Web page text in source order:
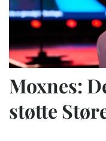
Moxnes:
støtte